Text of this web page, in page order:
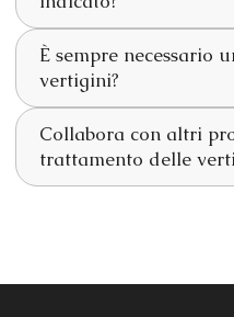
È sempre necessario
vertigini?
Collabora con altri
trattamento delle